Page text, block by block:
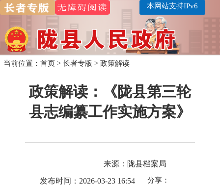
本网站支持IPv6
当前位置：首页 >长者专版 >政策解读
政策解读：《陇县第三轮
县志编纂工作实施方案》
来源：陇县档案局
发布时间：2026-03-23 16:54 分享：